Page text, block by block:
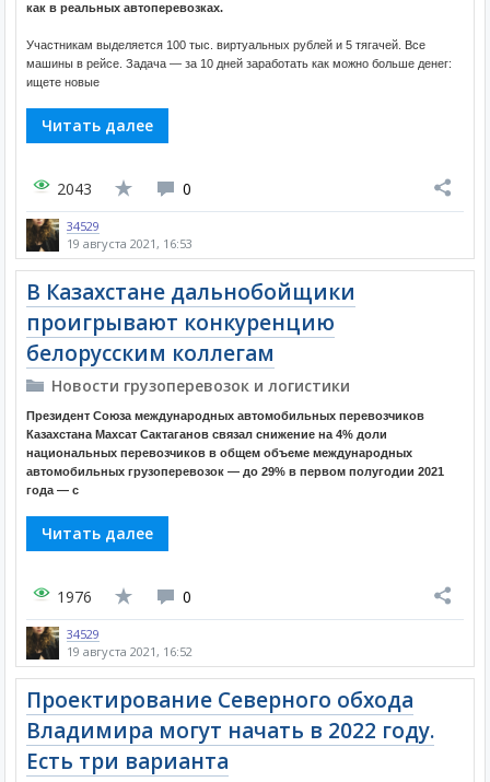
как в реальных автоперевозках.
Участникам выделяется 100 тыс. виртуальных рублей и 5 тягачей. Все
машины в рейсе. Задача — за 10 дней заработать как можно больше денег:
ищете новые
Читать далее
2043 0
34529
19 августа 2021, 16:53
В Казахстане дальнобойщики
проигрывают конкуренцию
белорусским коллегам
Новости грузоперевозок и логистики
Президент Союза международных автомобильных перевозчиков
Казахстана Махсат Сактаганов связал снижение на 4% доли
национальных перевозчиков в общем объеме международных
автомобильных грузоперевозок — до 29% в первом полугодии 2021
года — с
Читать далее
1976 0
34529
19 августа 2021, 16:52
Проектирование Северного обхода
Владимира могут начать в 2022 году.
Есть три варианта